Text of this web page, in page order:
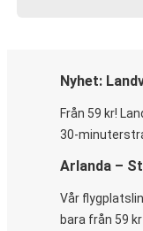
Nyhet:
Från 59 kr!
30-
Arlanda –
Vår
bara från 59